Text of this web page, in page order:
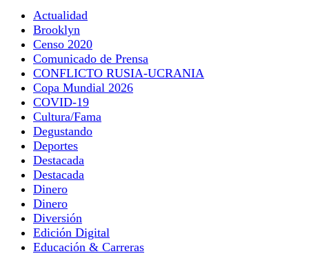
Actualidad
Brooklyn
Censo 2020
Comunicado de Prensa
CONFLICTO RUSIA-UCRANIA
Copa Mundial 2026
COVID-19
Cultura/Fama
Degustando
Deportes
Destacada
Destacada
Dinero
Dinero
Diversión
Edición Digital
Educación & Carreras